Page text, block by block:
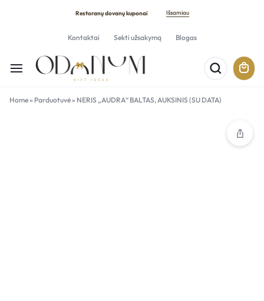
Restoranų dovanų kuponai Išsamiau
Kontaktai Sekti užsakymą Blogas
Home» Parduotuvė» NERIS „AUDRA“ BALTAS, AUKSINIS (SU DATA)